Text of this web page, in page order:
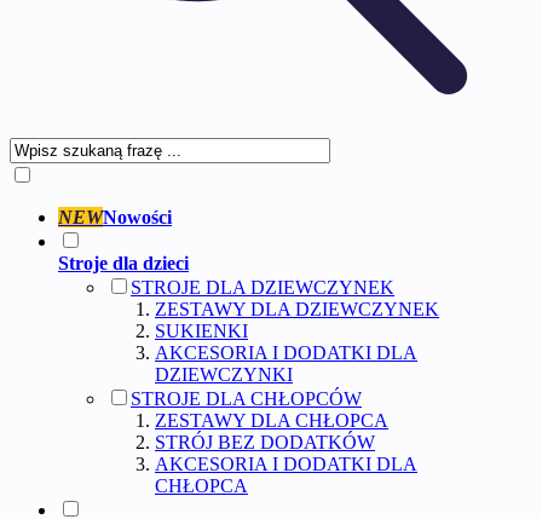
NEWNowości
Stroje dla dzieci
STROJE DLA DZIEWCZYNEK
ZESTAWY DLA DZIEWCZYNEK
SUKIENKI
AKCESORIA I DODATKI DLA
DZIEWCZYNKI
STROJE DLA CHŁOPCÓW
ZESTAWY DLA CHŁOPCA
STRÓJ BEZ DODATKÓW
AKCESORIA I DODATKI DLA
CHŁOPCA